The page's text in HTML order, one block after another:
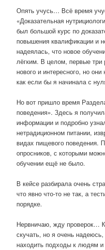
Опять учусь… Всё время
«Доказательная
был большой курс по
повышения квалификации и
надеялась, что новое
лёгким. В целом, первые три
нового и интересного, но
как если бы я начинала с
Но вот пришло время
поведения». Здесь я
информации и подробно
нетрадиционном питании,
видах пищевого поведения.
опросников, с которыми
обучении ещё не было.
В кейсе разбирала очень
что явно что-то не так, а
порядке.
Нервничаю, жду проверок…
скучать, но я очень
находить подходы к людям и